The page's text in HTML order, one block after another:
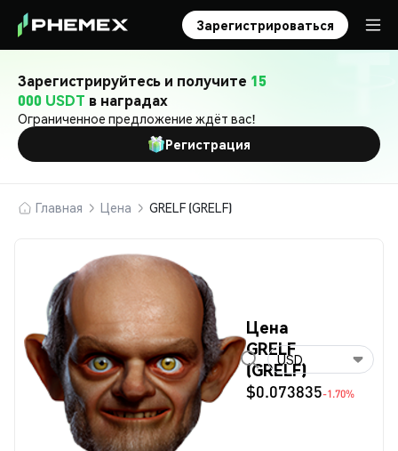
Зарегистрироваться
Зарегистрируйтесь и получите 15
000 USDT в наградах
Ограниченное предложение ждёт вас!
Регистрация
Главная Цена GRELF (GRELF)
Цена
GRELF
(GRELF)
$0.073835-1.70%
USD